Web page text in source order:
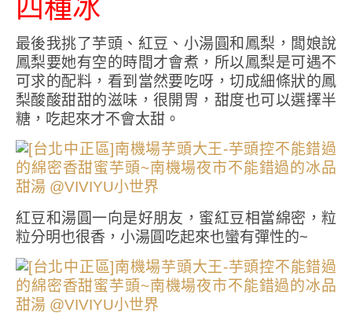
最後我挑了芋頭、紅豆、小湯圓和鳳梨，闆娘說
鳳梨要她有空的時間才會煮，所以鳳梨是可遇不
可求的配料，看到當然要吃呀，切成細條狀的鳳
梨酸酸甜甜的滋味，很開胃，甜度也可以選擇半
糖，吃起來才不會太甜。
紅豆和湯圓一向是好朋友，蜜紅豆相當綿密，粒
粒分明也很香，小湯圓吃起來也蠻有彈性的~